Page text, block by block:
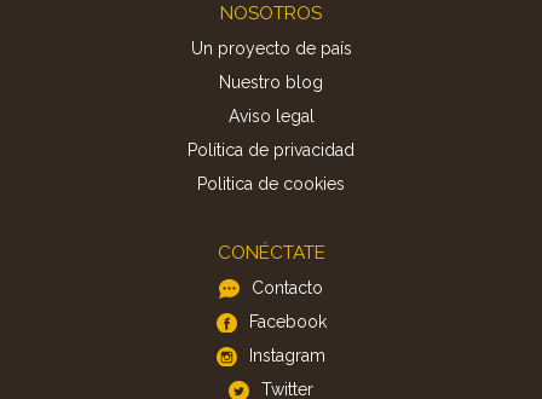
NOSOTROS
Un proyecto de país
Nuestro blog
Aviso legal
Política de privacidad
Politica de cookies
CONÉCTATE
Contacto
Facebook
Instagram
Twitter